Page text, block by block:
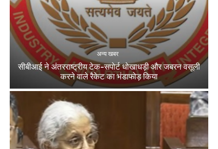
अन्य खबर
सीबीआई ने अंतरराष्ट्रीय टेक-सपोर्ट धोखाधड़ी और जबरन वसूली
करने वाले रैकेट का भंडाफोड़ किया